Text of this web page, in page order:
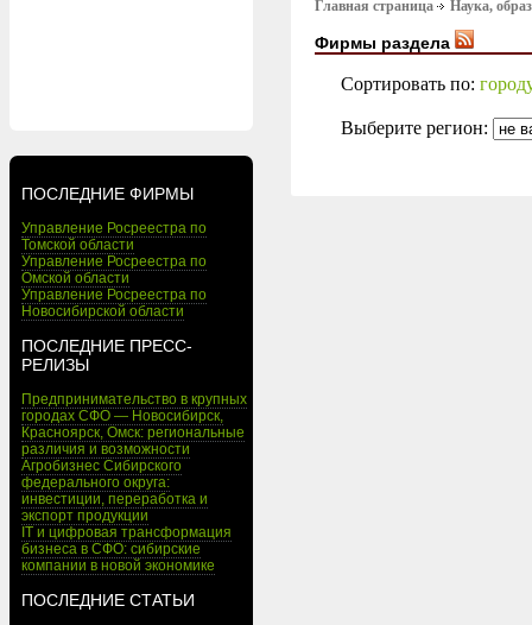
ПОСЛЕДНИЕ ФИРМЫ
Управление Росреестра по
Томской области
Управление Росреестра по
Омской области
Управление Росреестра по
Новосибирской области
ПОСЛЕДНИЕ ПРЕСС-
РЕЛИЗЫ
Предпринимательство в крупных
городах СФО — Новосибирск,
Красноярск, Омск: региональные
различия и возможности
Агробизнес Сибирского
федерального округа:
инвестиции, переработка и
экспорт продукции
IT и цифровая трансформация
бизнеса в СФО: сибирские
компании в новой экономике
ПОСЛЕДНИЕ СТАТЬИ
Главная страница Наука,
Фирмы раздела
Сортировать по:
Выберите регион: